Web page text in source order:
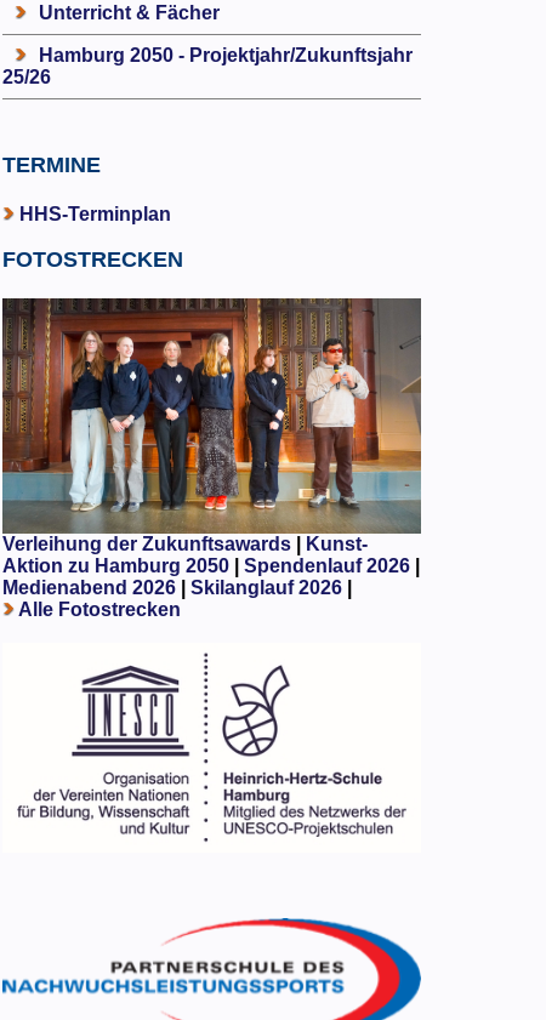
Unterricht & Fächer
Hamburg 2050 - Projektjahr/Zukunftsjahr
25/26
TERMINE
HHS-Terminplan
FOTOSTRECKEN
Verleihung der Zukunftsawards|
Kunst-
Aktion zu Hamburg 2050
Spendenlauf 2026|
Medienabend 2026| Skilanglauf 2026|
Alle Fotostrecken